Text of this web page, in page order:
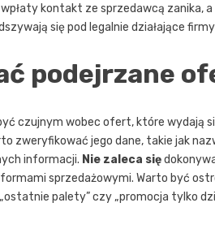
kontakt ze sprzedawcą zanika,
się pod legalnie działające firmy
podejrzane
czujnym wobec ofert, które wydają
zweryfikować jego dane, takie jak
informacji. Nie zaleca się
sprzedażowymi. Warto być
palety” czy „promocja tylko